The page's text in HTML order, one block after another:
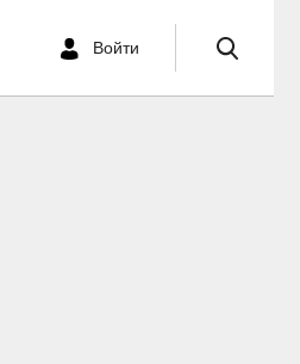
Войти